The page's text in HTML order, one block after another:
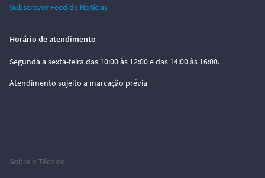
Subscrever Feed de Notícias
Horário de atendimento
Segunda a sexta-feira das 10:00 às 12:00 e das 14:00 às 16:00.
Atendimento sujeito a marcação prévia
Sobre o Técnico